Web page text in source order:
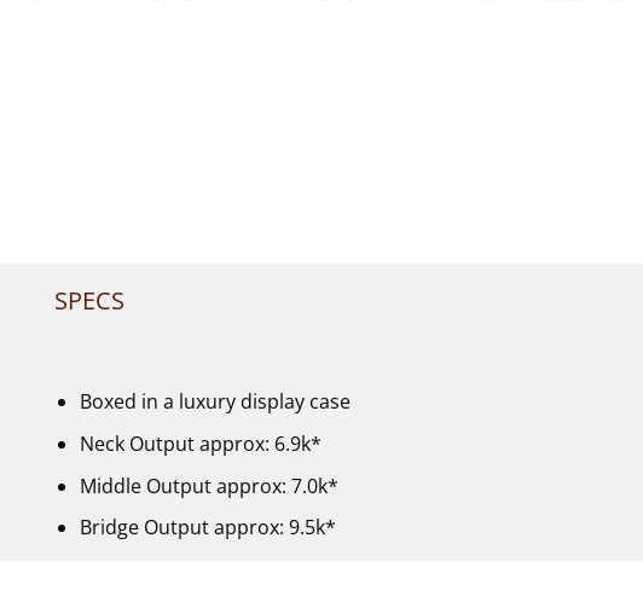
SPECS
Boxed in a luxury display case
Neck Output approx: 6.9k*
Middle Output approx: 7.0k*
Bridge Output approx: 9.5k*